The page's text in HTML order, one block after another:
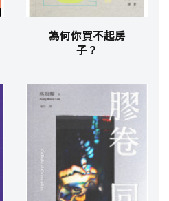
為何你買不起房
子？